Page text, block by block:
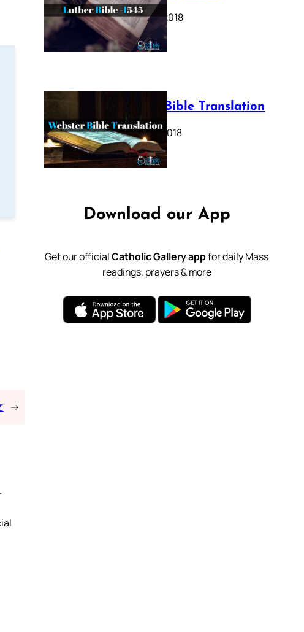
→
October 17, 2018
Webster Bible Translation
October 11, 2018
Download our App
Get our officialCatholic Gallery appfor daily Mass
readings, prayers & more